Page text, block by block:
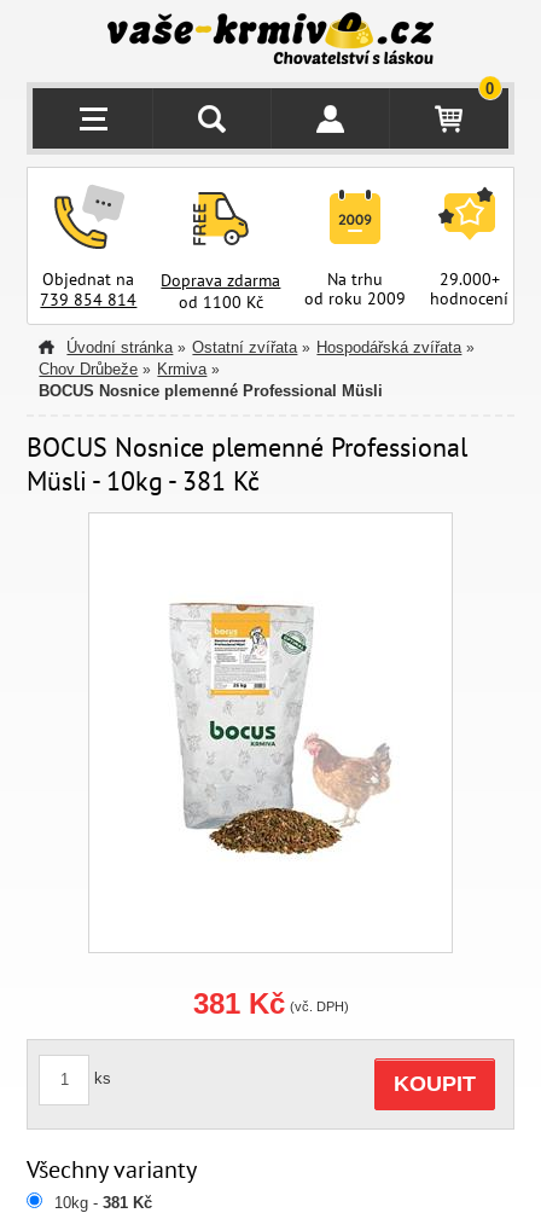
0
Objednat na
739 854 814
Doprava zdarma
od 1100 Kč
Na trhu
od roku 2009
29.000+
hodnocení
Úvodní stránka » Ostatní zvířata » Hospodářská zvířata »
Chov Drůbeže » Krmiva »
BOCUS Nosnice plemenné Professional Müsli
BOCUS Nosnice plemenné Professional
Müsli - 10kg - 381 Kč
381 Kč (vč. DPH)
ks KOUPIT
Všechny varianty
10kg -381 Kč